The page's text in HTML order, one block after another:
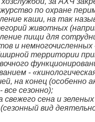
по охране
каши, на так
животных
пищи для
и
территории
-
на конец (особенно
сезонно);
свежего сена и
вид